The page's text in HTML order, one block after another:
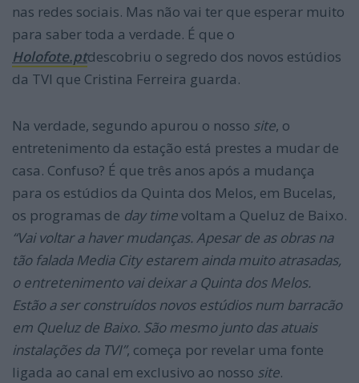
nas redes sociais. Mas não vai ter que esperar muito
para saber toda a verdade. É que o
Holofote.ptdescobriu o segredo dos novos estúdios
da TVI que Cristina Ferreira guarda.
Na verdade, segundo apurou o nosso site, o
entretenimento da estação está prestes a mudar de
casa. Confuso? É que três anos após a mudança
para os estúdios da Quinta dos Melos, em Bucelas,
os programas de day timevoltam a Queluz de Baixo.
“Vai voltar a haver mudanças. Apesar de as obras na
tão falada Media City estarem ainda muito atrasadas,
o entretenimento vai deixar a Quinta dos Melos.
Estão a ser construídos novos estúdios num barracão
em Queluz de Baixo. São mesmo junto das atuais
instalações da TVI”, começa por revelar uma fonte
ligada ao canal em exclusivo ao nosso site.